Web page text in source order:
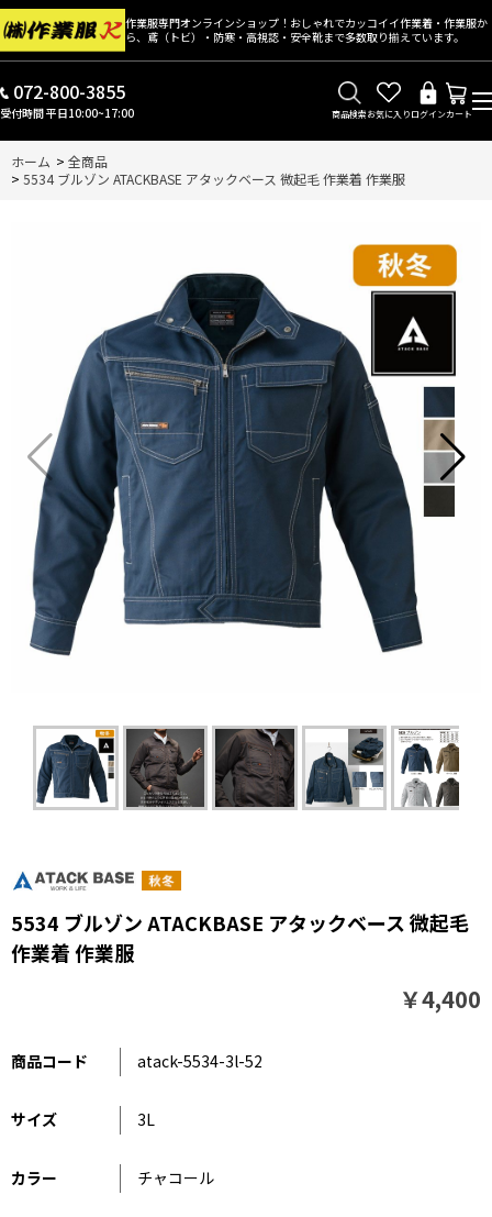
作業服専門オンラインショップ！おしゃれでカッコイイ作業着・作業服か
ら、鳶（トビ）・防寒・高視認・安全靴まで多数取り揃えています。
072-800-3855
受付時間 平日10:00~17:00 商品検索お気に入りログインカート
ホーム > 全商品
> 5534 ブルゾン ATACKBASE アタックベース 微起毛 作業着 作業服
5534 ブルゾン ATACKBASE アタックベース 微起毛
作業着 作業服
￥4,400
商品コード atack-5534-3l-52
サイズ 3L
カラー チャコール